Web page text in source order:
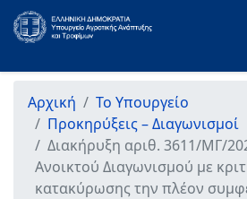
Αρχική
Το Υπουργείο
Προκηρύξεις – Διαγωνισμοί
Διακήρυξη αριθ. 3611/ΜΓ/
Ανοικτού Διαγωνισμού με
κατακύρωσης την πλέον